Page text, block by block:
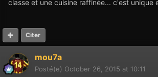
classe et une cuisine raffinée... c'est unique
Citer
mou7a
Posté(e) October 26, 2015 at 10:11